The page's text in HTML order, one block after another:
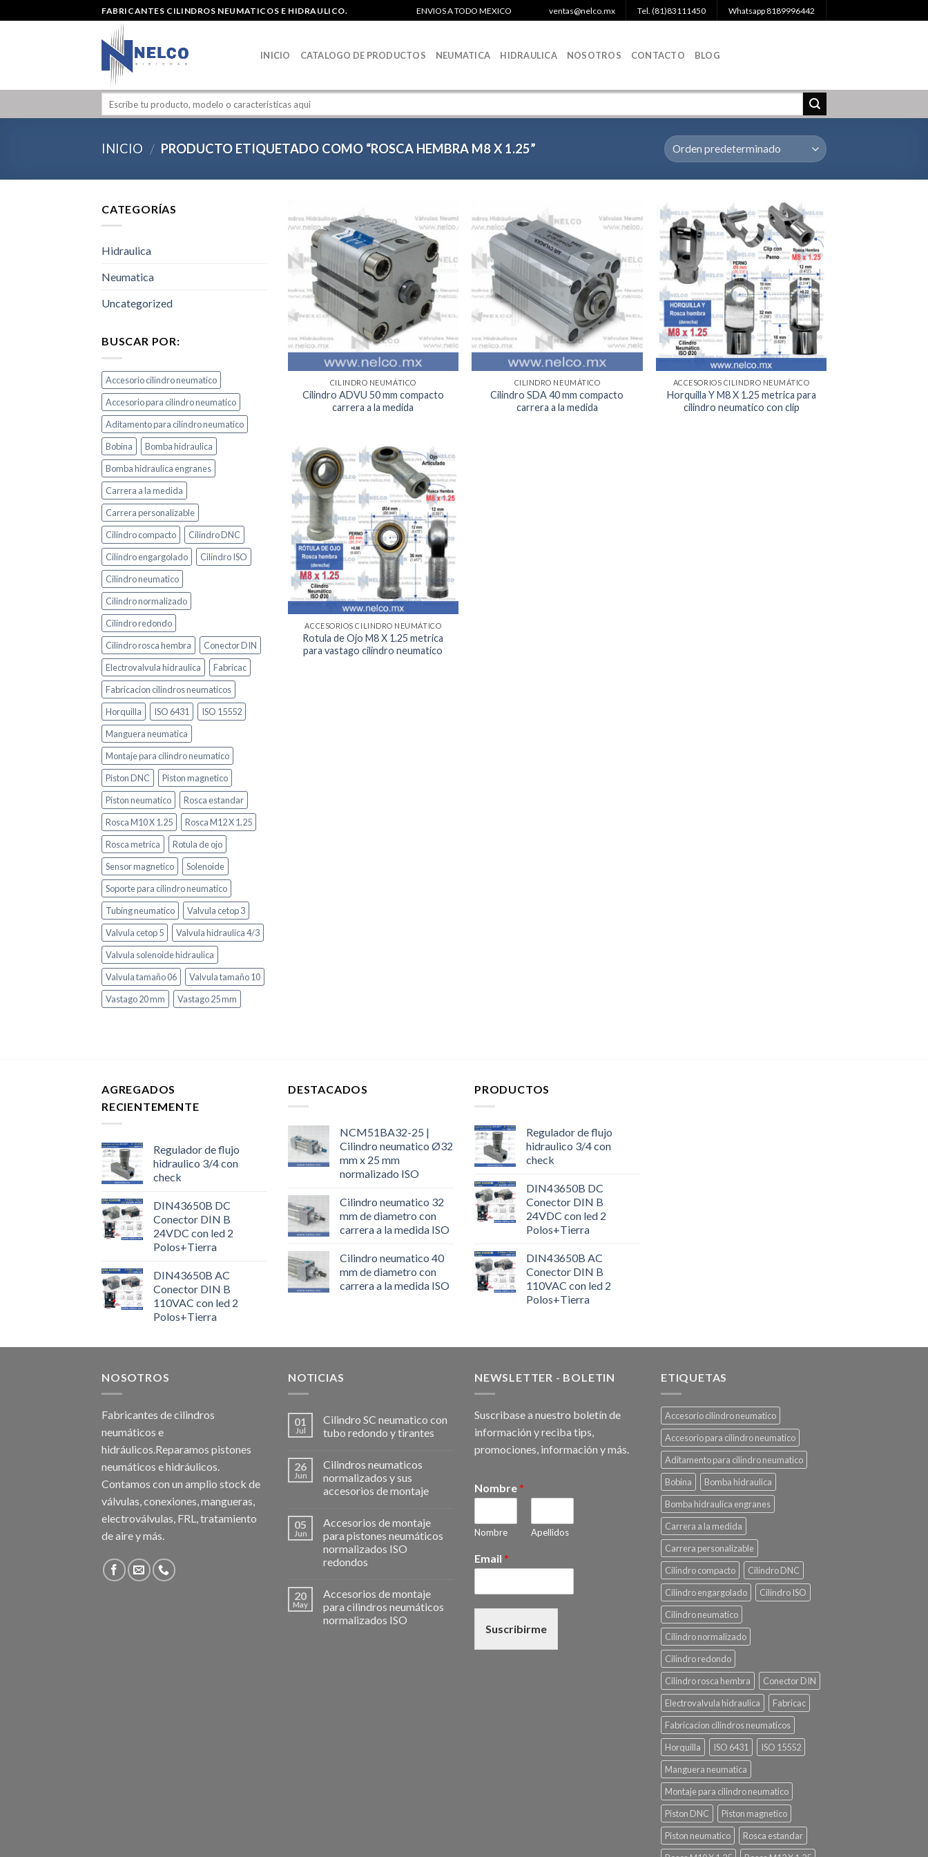
FABRICANTES CILINDROS NEUMATICOS E HIDRAULICO. ENVIOS A TODO MEXICO ventas@nelco.mx Tel. (81)83111450 Whatsapp 8189996442
INICIO CATALOGO DE PRODUCTOS NEUMATICA HIDRAULICA NOSOTROS CONTACTO BLOG
INICIO / PRODUCTO ETIQUETADO COMO “ROSCA HEMBRA M8 X 1.25”
CATEGORÍAS
Hidraulica
Neumatica
Uncategorized
BUSCAR POR:
Accesorio cilindro neumatico
Accesorio para cilindro neumatico
Aditamento para cilindro neumatico
Bobina
Bomba hidraulica
Bomba hidraulica engranes
Carrera a la medida
Carrera personalizable
Cilindro compacto
Cilindro DNC
Cilindro engargolado
Cilindro ISO
Cilindro neumatico
Cilindro normalizado
Cilindro redondo
Cilindro rosca hembra
Conector DIN
Electrovalvula hidraulica
Fabricac
Fabricacion cilindros neumaticos
Horquilla
ISO 6431
ISO 15552
Manguera neumatica
Montaje para cilindro neumatico
Piston DNC
Piston magnetico
Piston neumatico
Rosca estandar
Rosca M10 X 1.25
Rosca M12 X 1.25
Rosca metrica
Rotula de ojo
Sensor magnetico
Solenoide
Soporte para cilindro neumatico
Tubing neumatico
Valvula cetop 3
Valvula cetop 5
Valvula hidraulica 4/3
Valvula solenoide hidraulica
Valvula tamaño 06
Valvula tamaño 10
Vastago 20 mm
Vastago 25 mm
Agregar
a la
Lista de
deseos
CILINDRO NEUMÁTICO
Cilindro ADVU 50 mm compacto
carrera a la medida
Lista de
deseos
CILINDRO NEUMÁTICO
Cilindro SDA 40 mm compacto
carrera a la medida
Agregar
a la
Lista de
deseos
ACCESORIOS CILINDRO NEUMÁTICO
Horquilla Y M8 X 1.25 metrica para
cilindro neumatico con clip
Agregar
a la
Lista de
deseos
ACCESORIOS CILINDRO NEUMÁTICO
Rotula de Ojo M8 X 1.25 metrica
para vastago cilindro neumatico
AGREGADOS
RECIENTEMENTE
Regulador de flujo
hidraulico 3/4 con
check
DIN43650B DC
Conector DIN B
24VDC con led 2
Polos+Tierra
DIN43650B AC
Conector DIN B
110VAC con led 2
Polos+Tierra
DESTACADOS
NCM51BA32-25 |
Cilindro neumatico Ø32
mm x 25 mm
normalizado ISO
Cilindro neumatico 32
mm de diametro con
carrera a la medida ISO
Cilindro neumatico 40
mm de diametro con
carrera a la medida ISO
PRODUCTOS
Regulador de flujo
hidraulico 3/4 con
check
DIN43650B DC
Conector DIN B
24VDC con led 2
Polos+Tierra
DIN43650B AC
Conector DIN B
110VAC con led 2
Polos+Tierra
NOSOTROS
Fabricantes de cilindros
neumáticos e
hidráulicos.Reparamos pistones
neumáticos e hidráulicos.
Contamos con un amplio stock de
válvulas, conexiones, mangueras,
electroválvulas, FRL, tratamiento
de aire y más.
NOTICIAS
01
Jul
Cilindro SC neumatico con
tubo redondo y tirantes
26
Jun
Cilindros neumaticos
normalizados y sus
accesorios de montaje
05
Jun
Accesorios de montaje
para pistones neumáticos
normalizados ISO
redondos
20
May
Accesorios de montaje
para cilindros neumáticos
normalizados ISO
NEWSLETTER - BOLETIN
Suscribase a nuestro boletín de
información y reciba tips,
promociones, información y más.
Nombre *
Nombre Apellidos
Email *
Suscribirme
ETIQUETAS
Accesorio cilindro neumatico
Accesorio para cilindro neumatico
Aditamento para cilindro neumatico
Bobina
Bomba hidraulica
Bomba hidraulica engranes
Carrera a la medida
Carrera personalizable
Cilindro compacto
Cilindro DNC
Cilindro engargolado
Cilindro ISO
Cilindro neumatico
Cilindro normalizado
Cilindro redondo
Cilindro rosca hembra
Conector DIN
Electrovalvula hidraulica
Fabricac
Fabricacion cilindros neumaticos
Horquilla
ISO 6431
ISO 15552
Manguera neumatica
Montaje para cilindro neumatico
Piston DNC
Piston magnetico
Piston neumatico
Rosca estandar